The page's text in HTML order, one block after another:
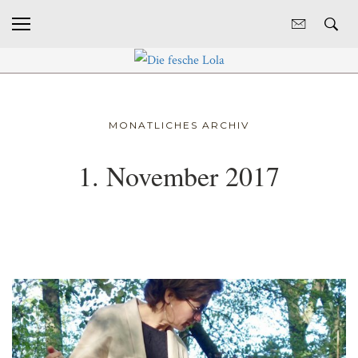
MONATLICHES ARCHIV
1. November 2017